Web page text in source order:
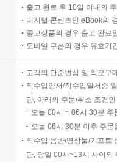
출고 완료 후 10일 이내의
디지털 콘텐츠인 eBook의
중고상품의 경우 출고 완료
모바일 쿠폰의 경우 유효기
고객의 단순변심 및 착오구
직수입양서/직수입일서중
단, 아래의 주문/취소 조건
오늘 00시 ~ 06시 30분
오늘 06시 30분 이후 주
직수입 음반/영상물/기프트
단, 당일 00시~13시 사이의